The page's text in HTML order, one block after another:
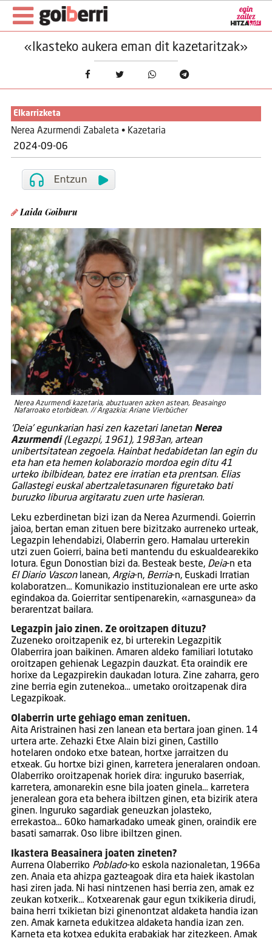
«Ikasteko aukera eman dit kazetaritzak»
Elkarrizketa
Nerea Azurmendi Zabaleta • Kazetaria
2024-09-06
Laida Goiburu
Nerea Azurmendi kazetaria, abuztuaren azken astean, Beasaingo
Nafarroako etorbidean. // Argazkia: Ariane Vierbücher
‘Deia’ egunkarian hasi zen kazetari lanetan Nerea
Azurmendi(Legazpi, 1961), 1983an, artean
unibertsitatean zegoela. Hainbat hedabidetan lan egin du
eta han eta hemen kolaborazio mordoa egin ditu 41
urteko ibilbidean, batez ere irratian eta prentsan. Elias
Gallastegi euskal abertzaletasunaren figuretako bati
buruzko liburua argitaratu zuen urte hasieran.
Leku ezberdinetan bizi izan da Nerea Azurmendi. Goierrin
jaioa, bertan eman zituen bere bizitzako aurreneko urteak,
Legazpin lehendabizi, Olaberrin gero. Hamalau urterekin
utzi zuen Goierri, baina beti mantendu du eskualdearekiko
lotura. Egun Donostian bizi da. Besteak beste, Deia-n eta
El Diario Vasconlanean, Argia-n, Berria-n, Euskadi Irratian
kolaboratzen… Komunikazio instituzionalean ere urte asko
egindakoa da. Goierritar sentipenarekin, «arnasgunea» da
berarentzat bailara.
Legazpin jaio zinen. Ze oroitzapen dituzu?
Zuzeneko oroitzapenik ez, bi urterekin Legazpitik
Olaberrira joan baikinen. Amaren aldeko familiari lotutako
oroitzapen gehienak Legazpin dauzkat. Eta oraindik ere
horixe da Legazpirekin daukadan lotura. Zine zaharra, gero
zine berria egin zutenekoa… umetako oroitzapenak dira
Legazpikoak.
Olaberrin urte gehiago eman zenituen.
Aita Aristrainen hasi zen lanean eta bertara joan ginen. 14
urtera arte. Zehazki Etxe Alain bizi ginen, Castillo
hotelaren ondoko etxe batean, hortxe jarraitzen du
etxeak. Gu hortxe bizi ginen, karretera jeneralaren ondoan.
Olaberriko oroitzapenak horiek dira: inguruko baserriak,
karretera, amonarekin esne bila joaten ginela… karretera
jeneralean gora eta behera ibiltzen ginen, eta bizirik atera
ginen. Inguruko sagardiak geneuzkan jolasteko,
errekastoa… 60ko hamarkadako umeak ginen, oraindik ere
basati samarrak. Oso libre ibiltzen ginen.
Ikastera Beasainera joaten zineten?
Aurrena Olaberriko Poblado-ko eskola nazionaletan, 1966a
zen. Anaia eta ahizpa gazteagoak dira eta haiek ikastolan
hasi ziren jada. Ni hasi nintzenen hasi berria zen, amak ez
zeukan kotxerik… Kotxearenak gaur egun txikikeria dirudi,
baina herri txikietan bizi ginenontzat aldaketa handia izan
zen. Amak karneta edukitzea aldaketa handia izan zen.
Karneta eta kotxea edukita erabakiak har zitezkeen. Amak